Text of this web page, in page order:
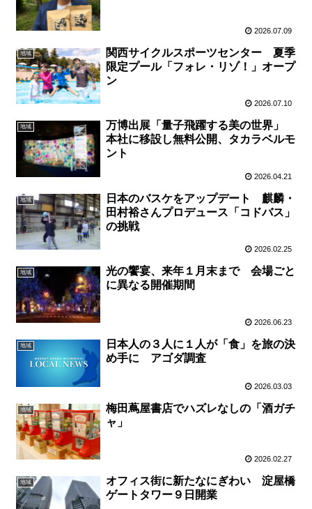
2026.07.09
地域
関西サイクルスポーツセンター 夏季
限定プール「フォレ・リゾ！」オープ
ン
2026.07.10
地域
万博出展「量子飛躍する美の世界」
本社に移設し無料公開、タカラベルモ
ント
2026.04.21
地域
日本のバスケをアップデート 麒麟・
田村裕さんプロデュース「コドバス」
の挑戦
2026.02.25
地域
光の饗宴、来年１月末まで 会場ごと
に異なる開催期間
2026.06.23
地域
日本人の３人に１人が「食」を旅の決
め手に アゴダ調査
2026.03.03
地域
梅田蔦屋書店でハズレなしの「酒ガチ
ャ」
2026.02.27
地域
オフィス街に新たなにぎわい 淀屋橋
ゲートタワー９日開業